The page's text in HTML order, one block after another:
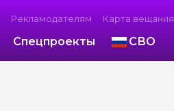
Рекламодателям Карта вещания
Спецпроекты СВО